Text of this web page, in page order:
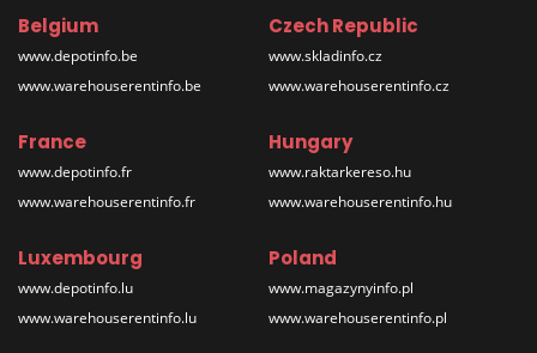
Belgium
www.depotinfo.be
www.warehouserentinfo.be
Czech Republic
www.skladinfo.cz
www.warehouserentinfo.cz
France
www.depotinfo.fr
www.warehouserentinfo.fr
Hungary
www.raktarkereso.hu
www.warehouserentinfo.hu
Luxembourg
www.depotinfo.lu
www.warehouserentinfo.lu
Poland
www.magazynyinfo.pl
www.warehouserentinfo.pl